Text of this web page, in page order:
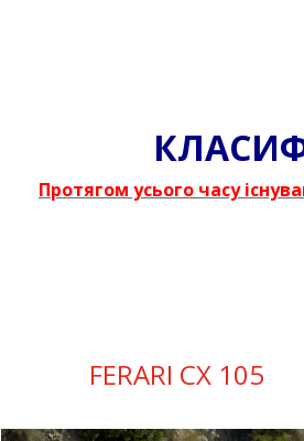
Протягом усього часу
FERARI CX 105